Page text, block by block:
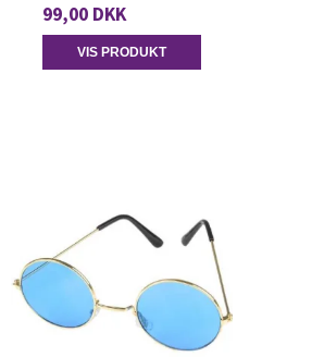
99,00 DKK
VIS PRODUKT